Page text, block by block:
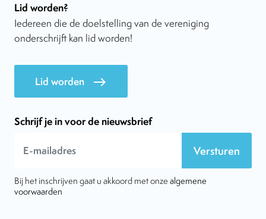
Lid worden?
Iedereen die de doelstelling van de vereniging
onderschrijft kan lid worden!
Lid worden east
Schrijf je in voor de nieuwsbrief
Versturen
Bij het inschrijven gaat u akkoord met onze algemene
voorwaarden